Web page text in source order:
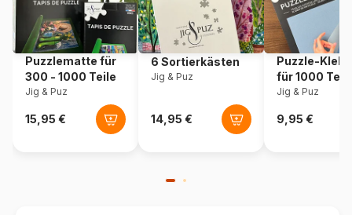
Teileanzahl 1000 Teile
Maße 69 x 48 cm
Material
Verpackung Puzzlekarton
Puzzlematte für
300 - 1000 Teile
Jig & Puz
6 Sortierkästen
Jig & Puz
Puzzle-
für 1000
Jig & Puz